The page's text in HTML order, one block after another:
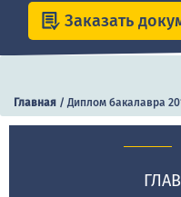
Заказать
Главная /Диплом бакалавра